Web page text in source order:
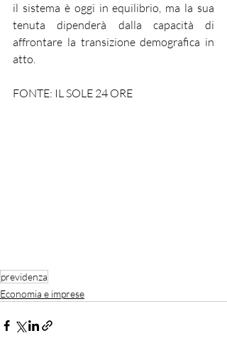
il sistema è oggi in equilibrio, ma la sua
tenuta dipenderà dalla capacità di
affrontare la transizione demografica in
atto.
FONTE: IL SOLE 24 ORE
previdenza
Economia e imprese